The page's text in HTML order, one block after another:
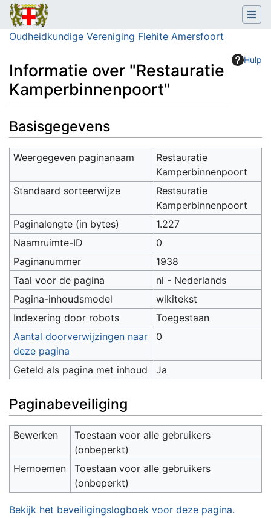
Oudheidkundige Vereniging Flehite Amersfoort
Hulp
Informatie over "Restauratie
Kamperbinnenpoort"
Ga naar:
Basisgegevens
Weergegeven paginanaam
Restauratie
Kamperbinnenpoort
Standaard sorteerwijze
Restauratie
Kamperbinnenpoort
Paginalengte (in bytes)
1.227
Naamruimte-ID
0
Paginanummer
1938
Taal voor de pagina
nl - Nederlands
Pagina-inhoudsmodel
wikitekst
Indexering door robots
Toegestaan
Aantal doorverwijzingen naar
deze pagina
0
Geteld als pagina met inhoud Ja
Paginabeveiliging
Bewerken
Toestaan voor alle gebruikers
(onbeperkt)
Hernoemen
Toestaan voor alle gebruikers
(onbeperkt)
Bekijk het beveiligingslogboek voor deze pagina.